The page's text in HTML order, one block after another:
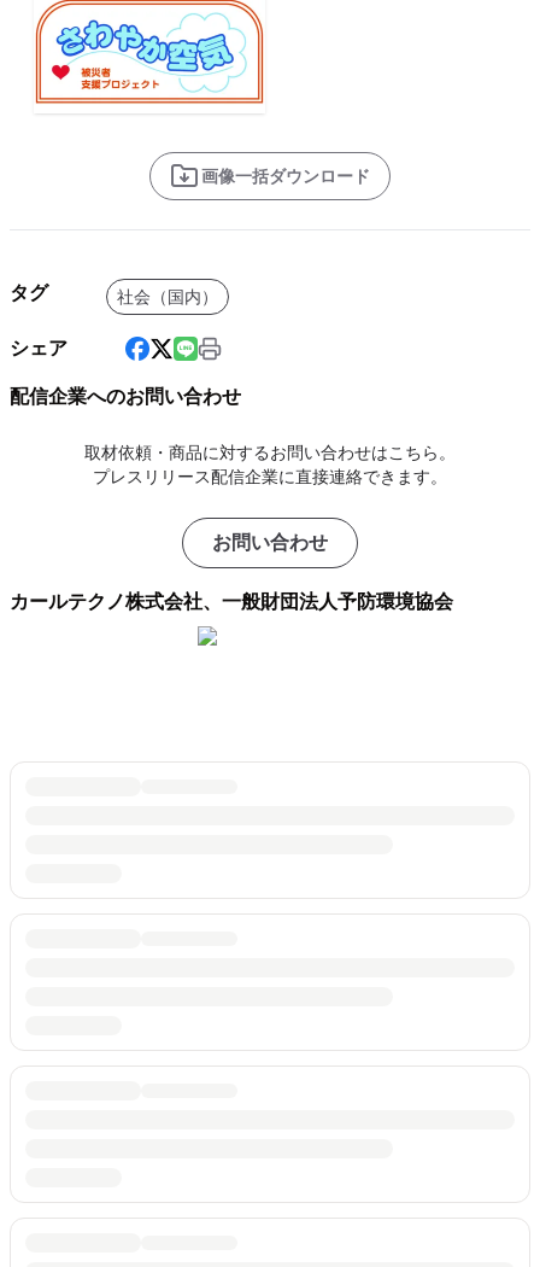
画像一括ダウンロード
タグ 社会（国内）
シェア
配信企業へのお問い合わせ
取材依頼・商品に対するお問い合わせはこちら。
プレスリリース配信企業に直接連絡できます。
お問い合わせ
カールテクノ株式会社、一般財団法人予防環境協会